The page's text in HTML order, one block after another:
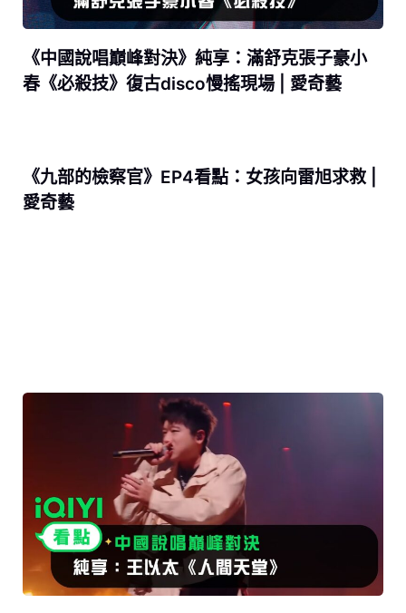
《中國說唱巔峰對決》純享：滿舒克張子豪小
春《必殺技》復古disco慢搖現場 | 愛奇藝
《九部的檢察官》EP4看點：女孩向雷旭求救 |
愛奇藝